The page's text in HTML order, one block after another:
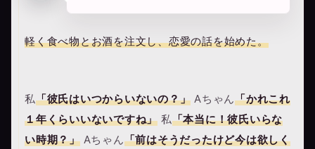
軽く食べ物とお酒を注文し、恋愛の話を始めた。
私「彼氏はいつからいないの？」 Aちゃん「かれこれ
１年くらいいないですね」 私「本当に！彼氏いらな
い時期？」Aちゃん「前はそうだったけど今は欲しく